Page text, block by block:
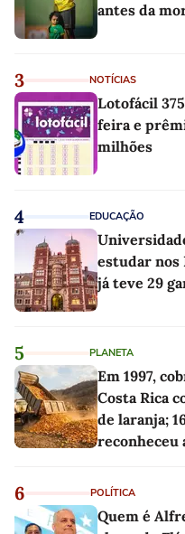
antes da
3 NOTÍCIAS
Lotofácil
feira e
milhões
4 EDUCAÇÃO
estudar nos
já teve 29
5 PLANETA
Em 1997,
Costa Rica
de laranja;
reconheceu
6 POLÍTICA
Quem é